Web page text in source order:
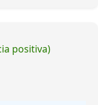
positiva)